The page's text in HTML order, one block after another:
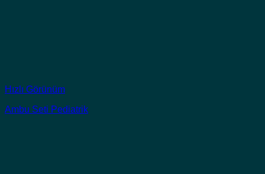
Hızlı Görünüm
Ambu Seti Pediatrik